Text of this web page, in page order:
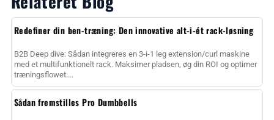
Redefiner din ben-træning: Den innovative alt-i-ét rack-løsning
B2B Deep dive: Sådan integreres en 3-i-1 leg extension/curl maskine
med et multifunktionelt rack. Maksimer pladsen, øg din ROI og optimer
træningsflowet....
Sådan fremstilles Pro Dumbbells